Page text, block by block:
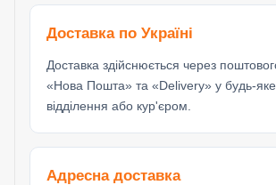
Доставка по Україні
Доставка здійснюється через
«Нова Пошта» та «Delivery» у будь-
відділення або кур'єром.
Адресна доставка